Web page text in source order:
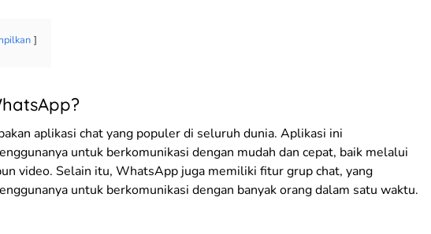
aplikasi chat yang populer di seluruh dunia. Aplikasi ini
untuk berkomunikasi dengan mudah dan cepat, baik melalui
video. Selain itu, WhatsApp juga memiliki fitur grup chat, yang
untuk berkomunikasi dengan banyak orang dalam satu waktu.